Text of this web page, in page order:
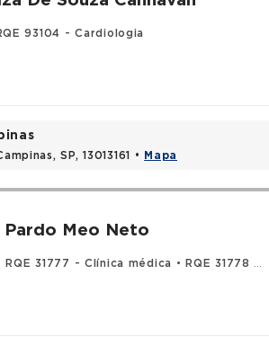
93104 - Cardiologia
SP, 13013161 • Mapa
Pardo Meo Neto
RQE 31777 - Clínica médica •
RQE 31778 - Cardiologia